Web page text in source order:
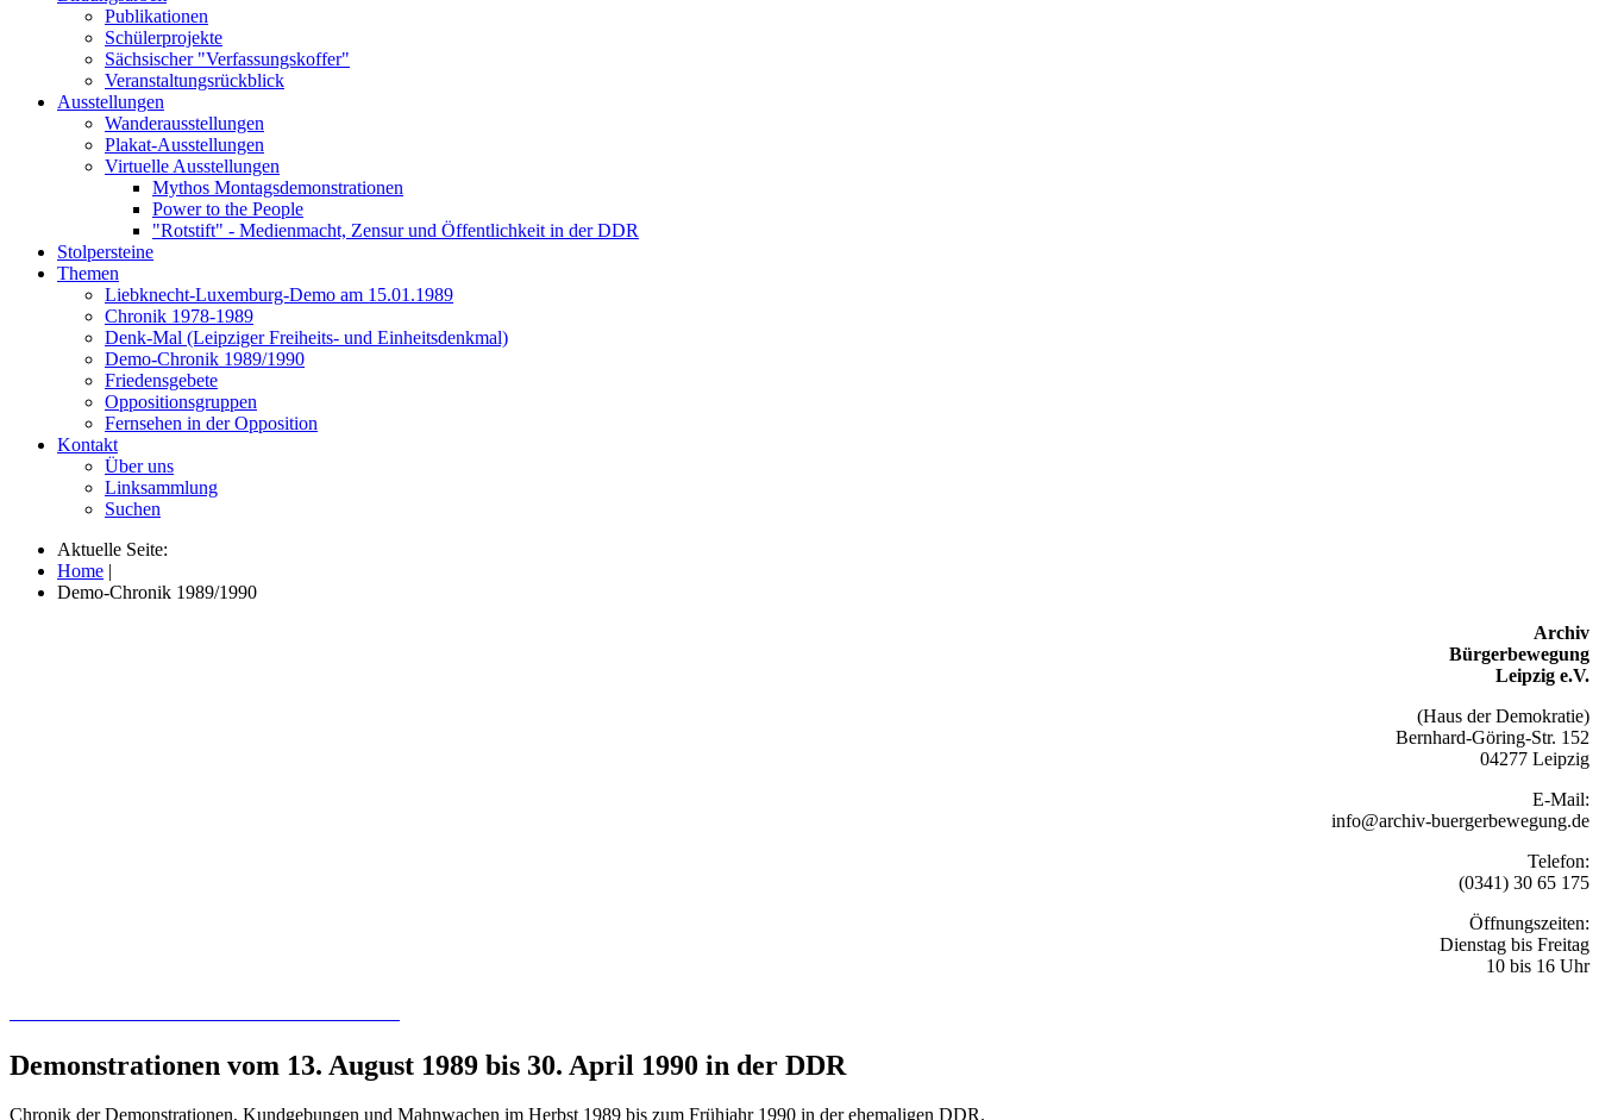
Publikationen
Schülerprojekte
Sächsischer "Verfassungskoffer"
Veranstaltungsrückblick
Ausstellungen
Wanderausstellungen
Plakat-Ausstellungen
Virtuelle Ausstellungen
Mythos Montagsdemonstrationen
Power to the People
"Rotstift" - Medienmacht, Zensur und Öffentlichkeit in der DDR
Stolpersteine
Themen
Liebknecht-Luxemburg-Demo am 15.01.1989
Chronik 1978-1989
Denk-Mal (Leipziger Freiheits- und Einheitsdenkmal)
Demo-Chronik 1989/1990
Friedensgebete
Oppositionsgruppen
Fernsehen in der Opposition
Kontakt
Über uns
Linksammlung
Suchen
Aktuelle Seite:
Home |
Demo-Chronik 1989/1990
Archiv
Bürgerbewegung
Leipzig e.V.
(Haus der Demokratie)
Bernhard-Göring-Str. 152
04277 Leipzig
E-Mail:
info@archiv-buergerbewegung.de
Telefon:
(0341) 30 65 175
Öffnungszeiten:
Dienstag bis Freitag
10 bis 16 Uhr
Demonstrationen vom 13. August 1989 bis 30. April 1990 in der DDR
Chronik der Demonstrationen, Kundgebungen und Mahnwachen im Herbst 1989 bis zum Frühjahr 1990 in der ehemaligen DDR.